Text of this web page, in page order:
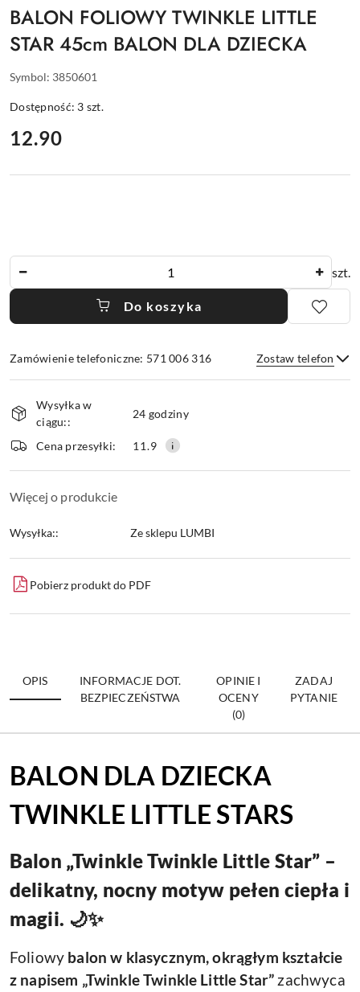
BALON FOLIOWY TWINKLE LITTLE
STAR 45cm BALON DLA DZIECKA
Symbol: 3850601
Dostępność: 3 szt.
cena:
12.90
szt.
Do koszyka
Zamówienie telefoniczne: 571 006 316 Zostaw telefon
i
dostawa
Wysyłka w
ciągu::
24 godziny
Cena przesyłki: 11.9
Więcej o produkcie
Wysyłka:: Ze sklepu LUMBI
Pobierz produkt do PDF
OPIS
INFORMACJE DOT.
BEZPIECZEŃSTWA
OPINIE I
OCENY
(0)
ZADAJ
PYTANIE
BALON DLA DZIECKA
TWINKLE LITTLE STARS
Balon „Twinkle Twinkle Little Star” –
delikatny, nocny motyw pełen ciepła i
magii. 🌙✨
Foliowy balon w klasycznym, okrągłym kształcie
z napisem „Twinkle Twinkle Little Star” zachwyca